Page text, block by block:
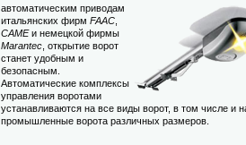
автоматическим приводам
итальянских фирм FAAC
CAMEи немецкой фирмы
Marantec , открытие ворот
станет удобным и
безопасным.
Автоматические комплексы
управления воротами
устанавливаются на все виды ворот, в том числе и
промышленные ворота различных размеров.